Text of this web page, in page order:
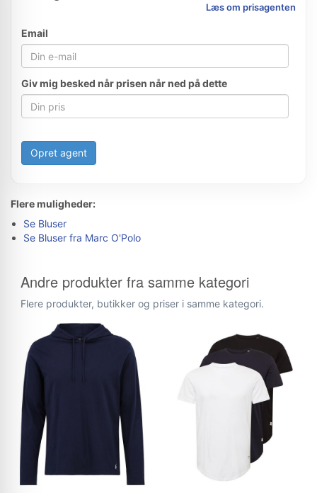
Læs om prisagenten
Email
Giv mig besked når prisen når ned på dette
Opret agent
Flere muligheder:
Se Bluser
Se Bluser fra Marc O'Polo
Andre produkter fra samme kategori
Flere produkter, butikker og priser i samme kategori.